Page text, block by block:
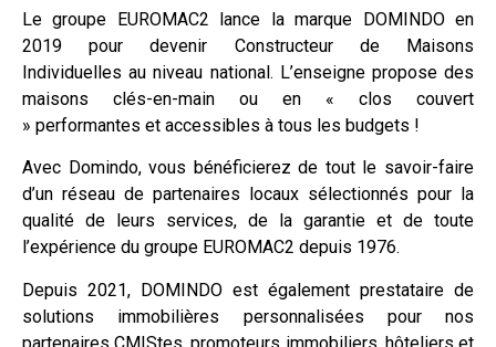
Le groupe EUROMAC2 lance la marque DOMINDO en
2019 pour devenir Constructeur de Maisons
Individuelles au niveau national. L’enseigne propose des
maisons clés-en-main ou en « clos couvert
» performantes et accessibles à tous les budgets !
Avec Domindo, vous bénéficierez de tout le savoir-faire
d’un réseau de partenaires locaux sélectionnés pour la
qualité de leurs services, de la garantie et de toute
l’expérience du groupe EUROMAC2 depuis 1976.
Depuis 2021, DOMINDO est également prestataire de
solutions immobilières personnalisées pour nos